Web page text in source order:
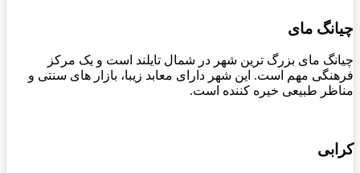
چیانگ مای
چیانگ مای بزرگ ترین شهر در شمال تایلند است و یک مرکز
فرهنگی مهم است. این شهر دارای معابد زیبا، بازار های سنتی و
مناظر طبیعی خیره کننده است.
کرابی